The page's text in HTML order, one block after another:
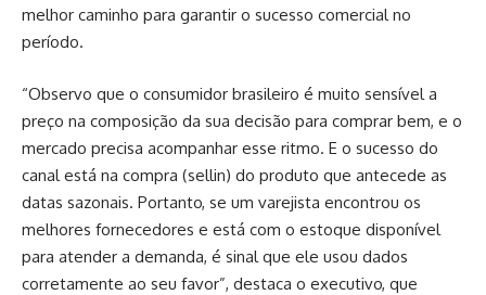
melhor caminho para garantir o sucesso comercial no
período.
“Observo que o consumidor brasileiro é muito sensível a
preço na composição da sua decisão para comprar bem, e o
mercado precisa acompanhar esse ritmo. E o sucesso do
canal está na compra (sellin) do produto que antecede as
datas sazonais. Portanto, se um varejista encontrou os
melhores fornecedores e está com o estoque disponível
para atender a demanda, é sinal que ele usou dados
corretamente ao seu favor”, destaca o executivo, que